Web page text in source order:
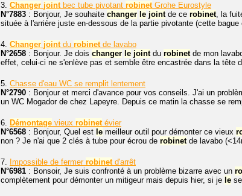
3. Changer jointbec tube pivotant robinetGrohe Eurostyle
N°7883 : Bonjour, Je souhaite changer le jointde ce robinet, la
située à l'arrière juste en-dessous de la partie pivotante (cette bague
4. Changer jointdu robinetde lavabo
N°2658 : Bonjour. Je dois changer le jointdu robinetde mon
effet, celui-ci ne s'enlève pas et semble être encastrée dans la tête
5. Chasse d'eau WC se remplit lentement
N°2790 : Bonjour et merci d'avance pour vos conseils. J'ai un
un WC Mogador de chez Lapeyre. Depuis ce matin la chasse se
6. Démontage vieux robinetévier
N°6568 : Bonjour, Quel est le meilleur outil pour démonter ce vieux
non ? Je n'ai que 2 clés à tube pour écrou de robinetde lavabo
7. Impossible de fermer robinetd'arrêt
N°6981 : Bonsoir, Je suis confronté à un problème bizarre avec un
complètement pour démonter un mitigeur mais depuis hier, si je le